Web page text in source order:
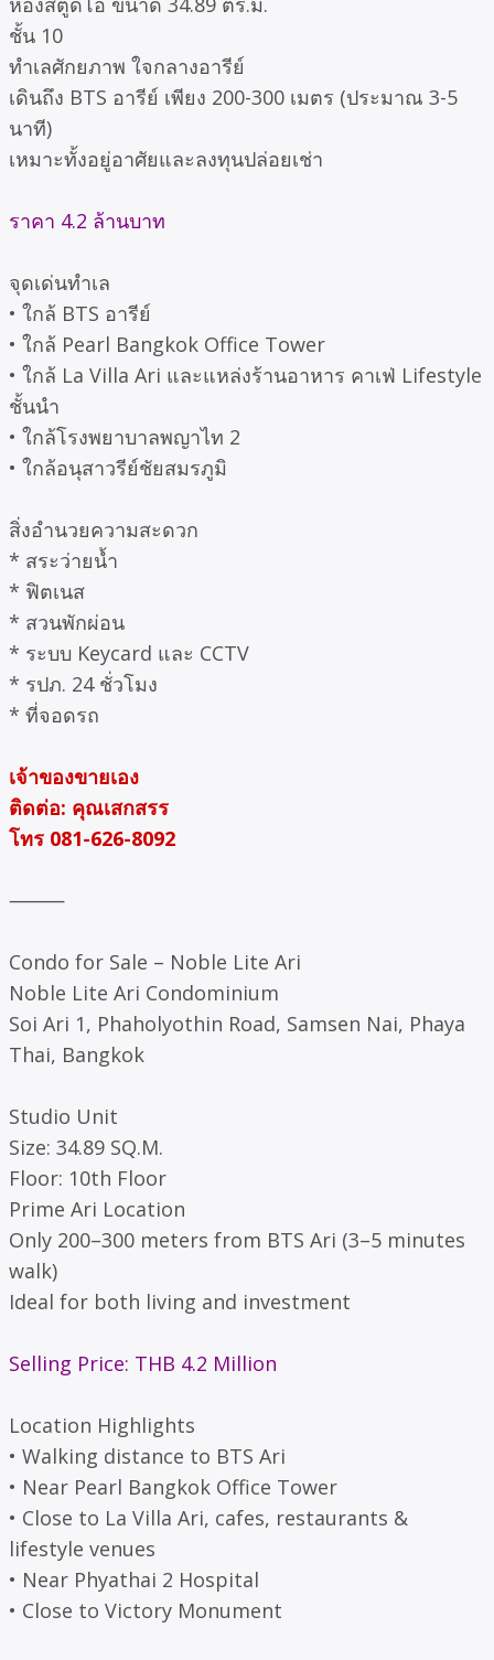
ชั้น 10
ทำเลศักยภาพ ใจกลางอารีย์
เดินถึง BTS อารีย์ เพียง 200-300 เมตร (ประมาณ 3-5
นาที)
เหมาะทั้งอยู่อาศัยและลงทุนปล่อยเช่า
ราคา 4.2 ล้านบาท
จุดเด่นทำเล
• ใกล้ BTS อารีย์
• ใกล้ Pearl Bangkok Office Tower
• ใกล้ La Villa Ari และแหล่งร้านอาหาร คาเฟ่ Lifestyle
ชั้นนำ
• ใกล้โรงพยาบาลพญาไท 2
• ใกล้อนุสาวรีย์ชัยสมรภูมิ
สิ่งอำนวยความสะดวก
* สระว่ายน้ำ
* ฟิตเนส
* สวนพักผ่อน
* ระบบ Keycard และ CCTV
* รปภ. 24 ชั่วโมง
* ที่จอดรถ
เจ้าของขายเอง
ติดต่อ: คุณเสกสรร
โทร 081-626-8092
⸻
Condo for Sale – Noble Lite Ari
Noble Lite Ari Condominium
Soi Ari 1, Phaholyothin Road, Samsen Nai, Phaya
Thai, Bangkok
Studio Unit
Size: 34.89 SQ.M.
Floor: 10th Floor
Prime Ari Location
Only 200–300 meters from BTS Ari (3–5 minutes
walk)
Ideal for both living and investment
Selling Price: THB 4.2 Million
Location Highlights
• Walking distance to BTS Ari
• Near Pearl Bangkok Office Tower
• Close to La Villa Ari, cafes, restaurants &
lifestyle venues
• Near Phyathai 2 Hospital
• Close to Victory Monument